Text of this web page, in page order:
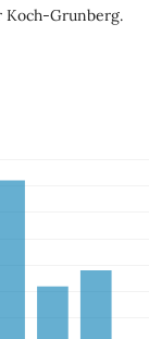
Koch-Grunberg.